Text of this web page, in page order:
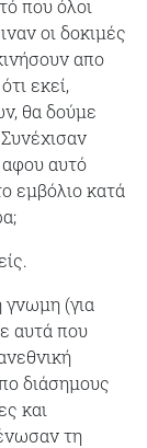
που όλοι
οι δοκιμές
απο
εκεί,
θα δούμε
αφου αυτό
εμβόλιο κατά
γνωμη (για
αυτά που
διάσημους
και
τη